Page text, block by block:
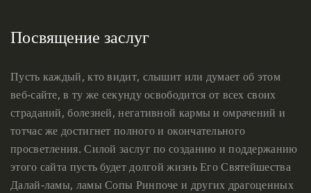
Посвящение заслуг
Пусть каждый, кто видит, слышит или думает об этом
веб-сайте, в ту же секунду освободится от всех своих
страданий, болезней, негативной кармы и омрачений и
тотчас же достигнет полного и окончательного
просветления. Силой заслуг по созданию и поддержанию
этого сайта пусть будет долгой жизнь Его Святейшества
Далай-ламы, ламы Сопы Ринпоче и других драгоценных